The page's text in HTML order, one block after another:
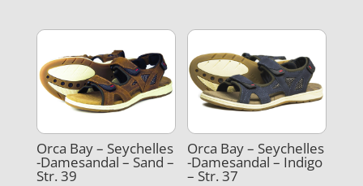
Orca Bay – Seychelles
-Damesandal – Sand –
Str. 39
Orca Bay – Seychelles
-Damesandal – Indigo
– Str. 37